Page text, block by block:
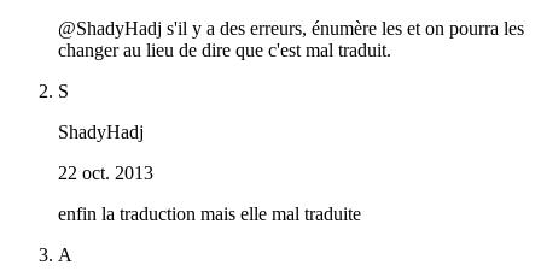
@ShadyHadj s'il y a des erreurs, énumère les et on pourra les
changer au lieu de dire que c'est mal traduit.
S
ShadyHadj
22 oct. 2013
enfin la traduction mais elle mal traduite
A